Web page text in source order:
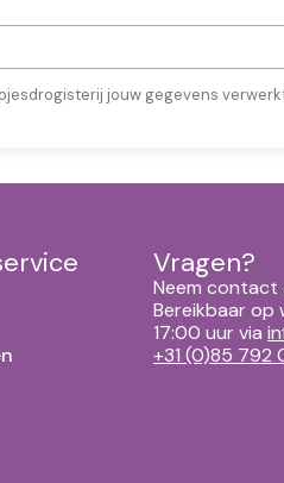
jouw gegevens
Vragen?
Neem contact
Bereikbaar
17:00 uur via
+31 (0)85 792